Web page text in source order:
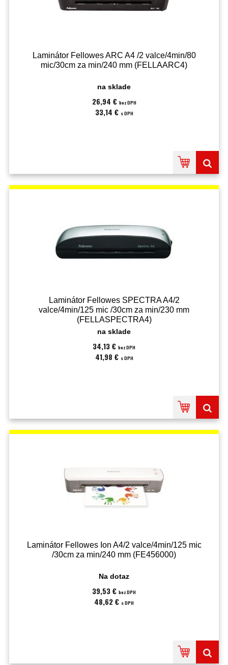
Laminátor Fellowes ARC A4 /2 valce/4min/80
mic/30cm za min/240 mm (FELLAARC4)
na sklade
26,94 € bez DPH
33,14 € s DPH
Laminátor Fellowes SPECTRA A4/2
valce/4min/125 mic /30cm za min/230 mm
(FELLASPECTRA4)
na sklade
34,13 € bez DPH
41,98 € s DPH
Laminátor Fellowes Ion A4/2 valce/4min/125 mic
/30cm za min/240 mm (FE456000)
Na dotaz
39,53 € bez DPH
48,62 € s DPH